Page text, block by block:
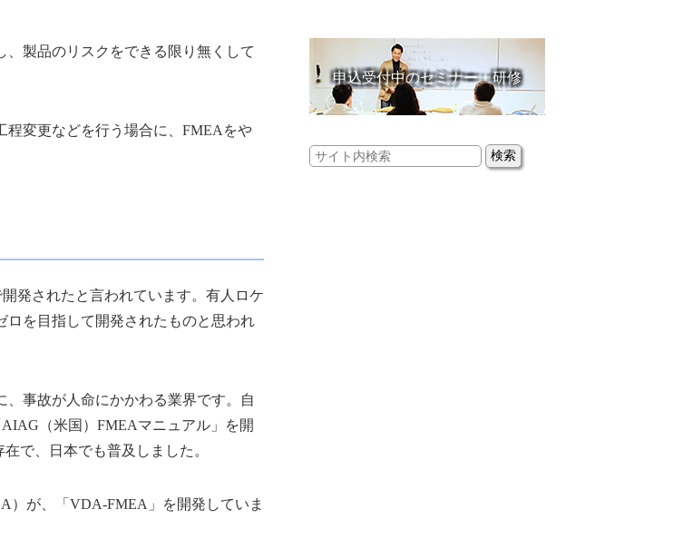
製品のリスクをできる限り無くして
程変更などを行う場合に、FMEAをや
発されたと言われています。有人ロケ
ロを目指して開発されたものと思われ
事故が人命にかかわる業界です。自
（米国）FMEAマニュアル」を開
で、日本でも普及しました。
）が、「VDA-FMEA」を開発していま
申込受付中のセミナー・研修